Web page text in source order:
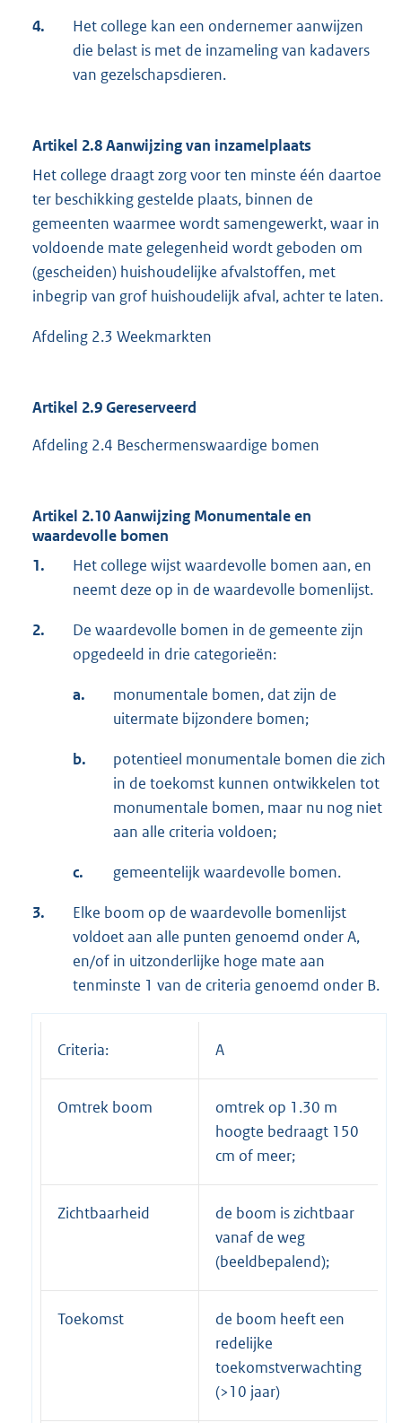
4.
Het college kan een ondernemer aanwijzen
die belast is met de inzameling van kadavers
van gezelschapsdieren.
Artikel 2.8 Aanwijzing van inzamelplaats
Het college draagt zorg voor ten minste één daartoe
ter beschikking gestelde plaats, binnen de
gemeenten waarmee wordt samengewerkt, waar in
voldoende mate gelegenheid wordt geboden om
(gescheiden) huishoudelijke afvalstoffen, met
inbegrip van grof huishoudelijk afval, achter te laten.
Afdeling 2.3 Weekmarkten
Artikel 2.9 Gereserveerd
Afdeling 2.4 Beschermenswaardige bomen
Artikel 2.10 Aanwijzing Monumentale en
waardevolle bomen
1.
Het college wijst waardevolle bomen aan, en
neemt deze op in de waardevolle bomenlijst.
2.
De waardevolle bomen in de gemeente zijn
opgedeeld in drie categorieën:
a.
monumentale bomen, dat zijn de
uitermate bijzondere bomen;
b.
potentieel monumentale bomen die zich
in de toekomst kunnen ontwikkelen tot
monumentale bomen, maar nu nog niet
aan alle criteria voldoen;
c. gemeentelijk waardevolle bomen.
3.
Elke boom op de waardevolle bomenlijst
voldoet aan alle punten genoemd onder A,
en/of in uitzonderlijke hoge mate aan
tenminste 1 van de criteria genoemd onder B.
Criteria: A
Omtrek boom
omtrek op 1.30 m
hoogte bedraagt 150
cm of meer;
Zichtbaarheid
de boom is zichtbaar
vanaf de weg
(beeldbepalend);
Toekomst
de boom heeft een
redelijke
toekomstverwachting
(>10 jaar)